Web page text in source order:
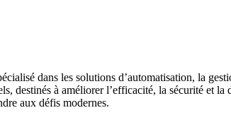
dans les solutions d’automatisation, la
destinés à améliorer l’efficacité, la sécurité et
aux défis modernes.